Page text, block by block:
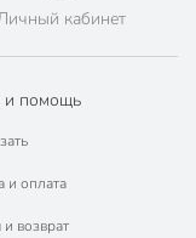
кабинет
и помощь
и оплата
и возврат